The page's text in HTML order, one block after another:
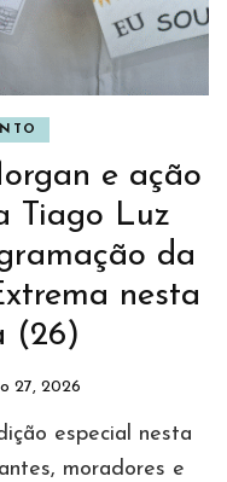
e ação
Tiago Luz
da
nesta
(26)
27, 2026
especial nesta
moradores e